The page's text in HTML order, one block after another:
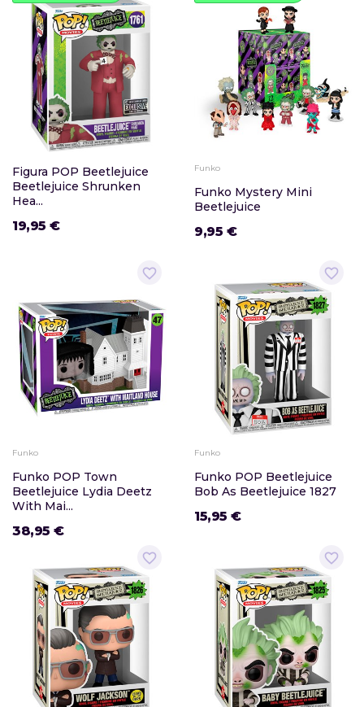
Figura POP Beetlejuice
Beetlejuice Shrunken
Hea...
19,95 €
Funko
Funko Mystery Mini
Beetlejuice
9,95 €
favorite_border
Funko
Funko POP Town
Beetlejuice Lydia Deetz
With Mai...
38,95 €
favorite_border
Funko
Funko POP Beetlejuice
Bob As Beetlejuice 1827
15,95 €
favorite_border favorite_border